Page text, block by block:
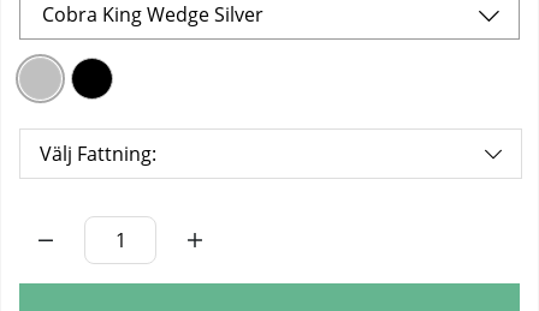
Cobra King Wedge Silver
Välj Fattning: